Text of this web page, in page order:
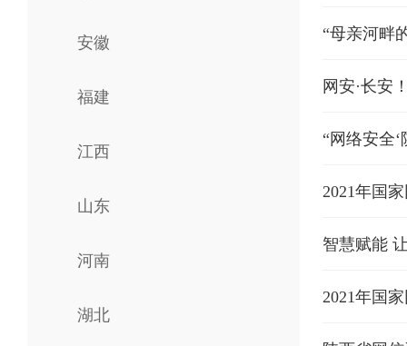
安徽
福建
江西
山东
河南
湖北
“母亲河畔
网安·长安
“网络安全
2021年国
智慧赋能
2021年国